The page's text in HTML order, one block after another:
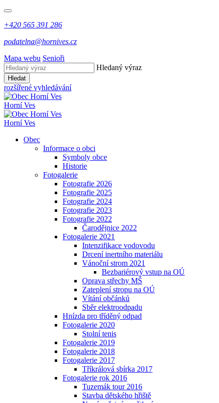
+420 565 391 286
podatelna@hornives.cz
Mapa webu Senioři
Hledaný výraz
Hledat
rozšířené vyhledávání
Horní Ves
Horní Ves
Obec
Informace o obci
Symboly obce
Historie
Fotogalerie
Fotografie 2026
Fotografie 2025
Fotografie 2024
Fotografie 2023
Fotografie 2022
Čarodějnice 2022
Fotogalerie 2021
Intenzifikace vodovodu
Drcení inertního materiálu
Vánoční strom 2021
Bezbariérový vstup na OÚ
Oprava střechy MŠ
Zateplení stropu na OÚ
Vítání občánků
Sběr elektroodpadu
Hnízda pro tříděný odpad
Fotogalerie 2020
Stolní tenis
Fotogalerie 2019
Fotogalerie 2018
Fotogalerie 2017
Tříkrálová sbírka 2017
Fotogalerie rok 2016
Tuzemák tour 2016
Stavba dětského hřiště